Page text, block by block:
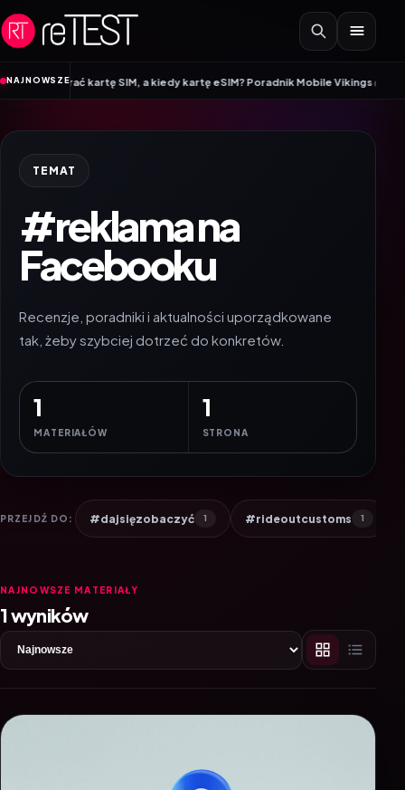
Przejdź do treści
NAJNOWSZEkartę SIM, a kiedy kartę eSIM? Poradnik Mobile Vikings•Wracamy
TEMAT
#reklama na
Facebooku
Recenzje, poradniki i aktualności uporządkowane
tak, żeby szybciej dotrzeć do konkretów.
1
MATERIAŁÓW
1
STRONA
PRZEJDŹ DO: #dajsięzobaczyć 1 #rideoutcustoms 1
NAJNOWSZE MATERIAŁY
1 wyników